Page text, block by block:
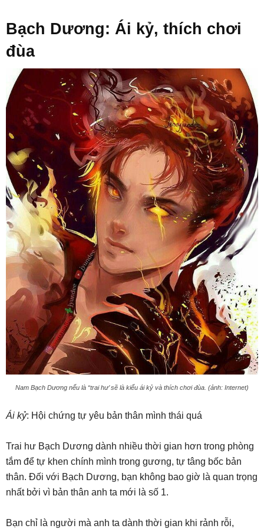
Bạch Dương: Ái kỷ, thích chơi
đùa
Nam Bạch Dương nếu là “trai hư’ sẽ là kiểu ái kỷ và thích chơi đùa. (ảnh: Internet)
Ái kỷ: Hội chứng tự yêu bản thân mình thái quá
Trai hư Bạch Dương dành nhiều thời gian hơn trong phòng
tắm để tự khen chính mình trong gương, tự tâng bốc bản
thân. Đối với Bạch Dương, bạn không bao giờ là quan trọng
nhất bởi vì bản thân anh ta mới là số 1.
Bạn chỉ là người mà anh ta dành thời gian khi rảnh rỗi,